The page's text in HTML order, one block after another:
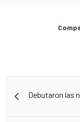
Debutaron las